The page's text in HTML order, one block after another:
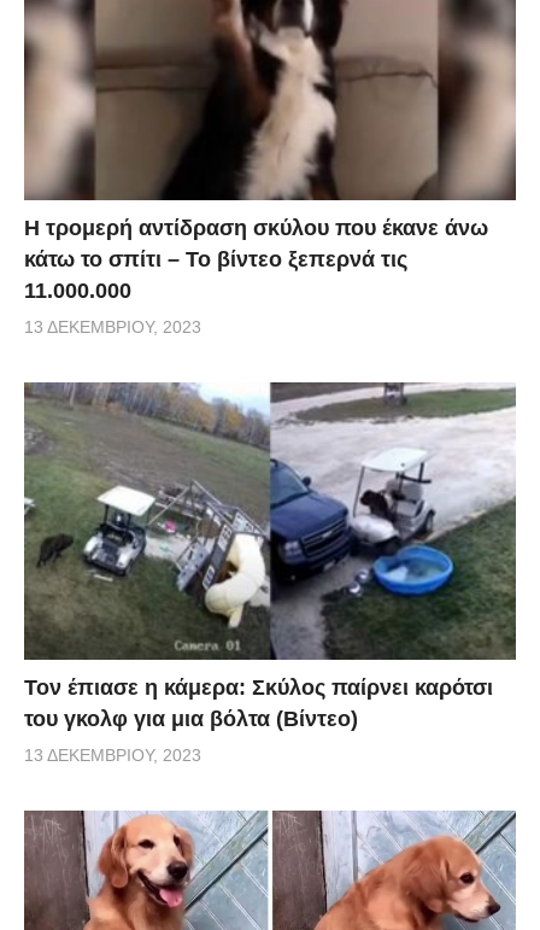
Η τρομερή αντίδραση σκύλου που έκανε άνω
κάτω το σπίτι – Το βίντεο ξεπερνά τις
11.000.000
13 ΔΕΚΕΜΒΡΊΟΥ, 2023
Τον έπιασε η κάμερα: Σκύλος παίρνει καρότσι
του γκολφ για μια βόλτα (Βίντεο)
13 ΔΕΚΕΜΒΡΊΟΥ, 2023